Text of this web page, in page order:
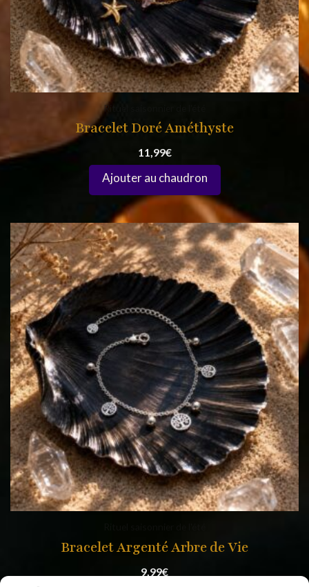
Rituel saisonnier de l'été
Bracelet Doré Améthyste
11,99€
Bracelet Argenté Arbre de Vie
9,99€